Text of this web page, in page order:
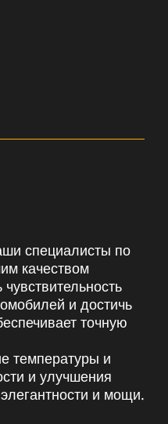
специалисты по
качеством
и достичь
точную
температуры и
и улучшения
и мощи.